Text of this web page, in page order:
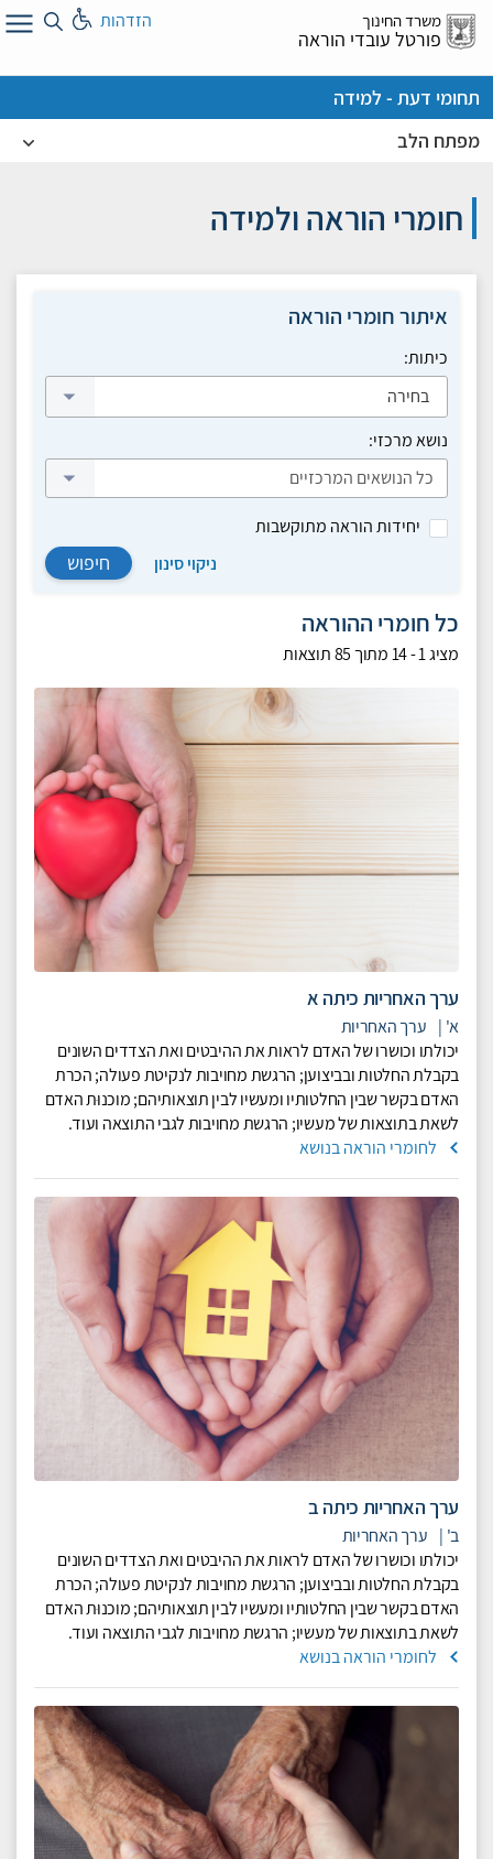
דלג
אל
משרד החינוך
פורטל עובדי הוראה
הזדהות
תחומי דעת - למידה
מפתח הלב
חומרי הוראה ולמידה
איתור חומרי הוראה
כיתות:
בחירה
נושא מרכזי:
יחידות הוראה מתוקשבות
ניקוי סינון
חיפוש
כל חומרי ההוראה
מציג1 - 14 מתוך85תוצאות
ערך האחריות כיתה א
א' | ערך האחריות
יכולתו וכושרו של האדם לראות את ההיבטים ואת הצדדים השונים
בקבלת החלטות ובביצוען; הרגשת מחויבות לנקיטת פעולה; הכרת
האדם בקשר שבין החלטותיו ומעשיו לבין תוצאותיהם; מוכנוּת האדם
לשאת בתוצאות של מעשיו; הרגשת מחויבות לגבי התוצאה ועוד.
לחומרי הוראה בנושא
ערך האחריות כיתה ב
ב' | ערך האחריות
יכולתו וכושרו של האדם לראות את ההיבטים ואת הצדדים השונים
בקבלת החלטות ובביצוען; הרגשת מחויבות לנקיטת פעולה; הכרת
האדם בקשר שבין החלטותיו ומעשיו לבין תוצאותיהם; מוכנוּת האדם
לשאת בתוצאות של מעשיו; הרגשת מחויבות לגבי התוצאה ועוד.
לחומרי הוראה בנושא